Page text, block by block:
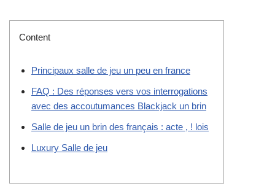
Content
Principaux salle de jeu un peu en france
FAQ : Des réponses vers vos interrogations
avec des accoutumances Blackjack un brin
Salle de jeu un brin des français : acte , ! lois
Luxury Salle de jeu